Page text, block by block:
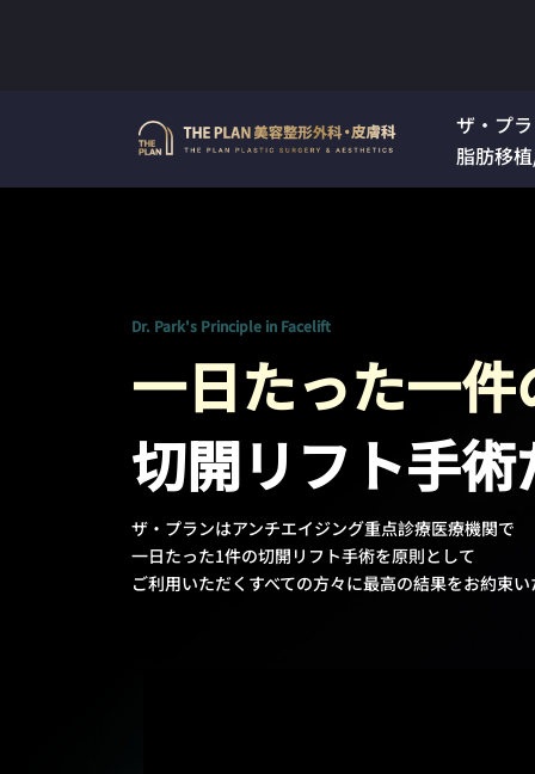
ザ・プ
脂肪移
Dr. Park's Principle in Facelift
一日たった一件
切開リフト手
ザ·プランはアンチエイジング重点診療医療機関で
一日たった1件の切開リフト手術を原則として
ご利用いただくすべての方々に最高の結果をお約束